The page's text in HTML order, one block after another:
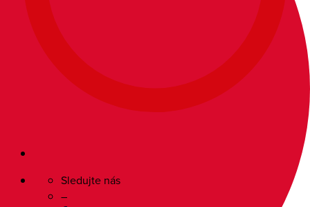
Sledujte nás
–